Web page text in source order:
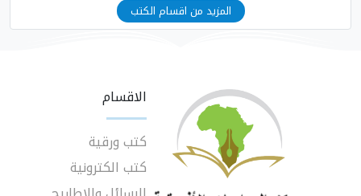
المزيد من اقسام الكتب
الاقسام
كتب ورقية
كتب الكترونية